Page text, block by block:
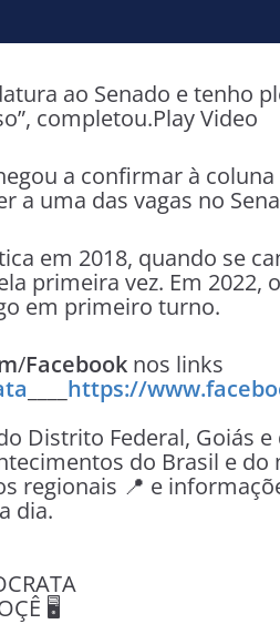
ao Senado e tenho
completou.Play Video
a confirmar à
a uma das vagas no
em 2018, quando se
primeira vez. Em 2022,
em primeiro turno.
/Facebook nos links
https://
Distrito Federal, Goiás
do Brasil e do
regionais 📍 e
dia.
🖥️